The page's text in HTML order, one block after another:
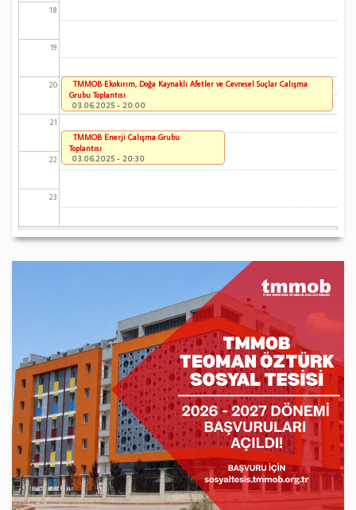
18
19
20
21
22
23
TMMOB Ekokırım, Doğa Kaynaklı Afetler ve Çevresel Suçlar Çalışma
Grubu Toplantısı
03.06.2025 - 20:00
TMMOB Enerji Çalışma Grubu
Toplantısı
03.06.2025 - 20:30